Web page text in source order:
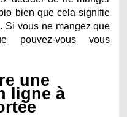
bien que cela signifie
Si vous ne mangez que
pouvez-vous vous
une
ligne à